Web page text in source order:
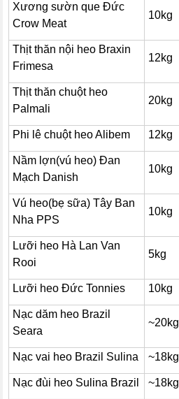
Xương sườn que Đức
Crow Meat
10kg
Thịt thăn nội heo Braxin
Frimesa
12kg
Thịt thăn chuột heo
Palmali
20kg
Phi lê chuột heo Alibem 12kg
Nầm lợn(vú heo) Đan
Mạch Danish
10kg
Vú heo(bẹ sữa) Tây Ban
Nha PPS
10kg
Lưỡi heo Hà Lan Van
Rooi
5kg
Lưỡi heo Đức Tonnies 10kg
Nạc dăm heo Brazil
Seara
~20kg
Nạc vai heo Brazil Sulina ~18kg
Nạc đùi heo Sulina Brazil ~18kg